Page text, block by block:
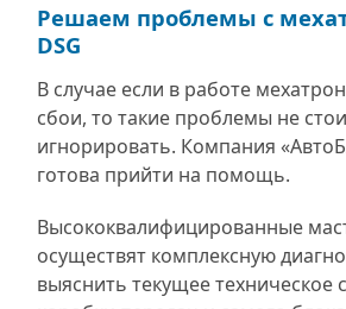
Решаем проблемы с
DSG
В случае если в работе
сбои, то такие проблемы не
игнорировать. Компания
готова прийти на помощь.
Высококвалифицированные
осуществят комплексную
выяснить текущее техническое